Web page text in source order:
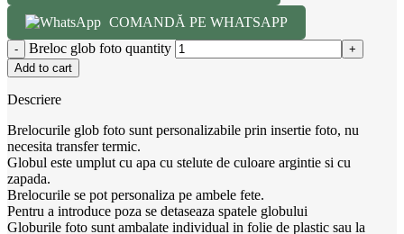
COMANDĂ PE WHATSAPP
Breloc glob foto quantity
Add to cart
Descriere
Brelocurile glob foto sunt personalizabile prin insertie foto, nu
necesita transfer termic.
Globul este umplut cu apa cu stelute de culoare argintie si cu
zapada.
Brelocurile se pot personaliza pe ambele fete.
Pentru a introduce poza se detaseaza spatele globului
Globurile foto sunt ambalate individual in folie de plastic sau la